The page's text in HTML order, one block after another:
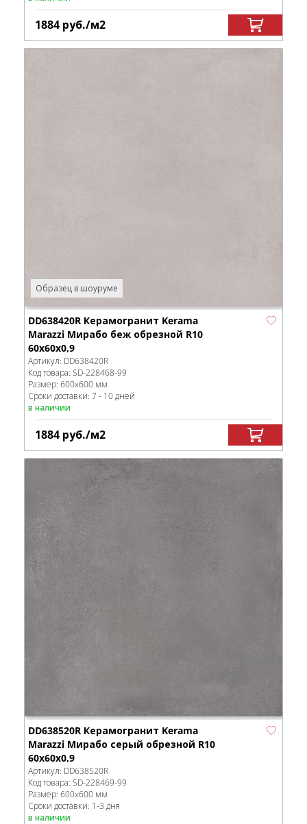
1884 руб./м2
Образец в шоуруме
DD638420R Керамогранит Kerama
Marazzi Мирабо беж обрезной R10
60x60x0,9
Артикул: DD638420R
Код товара: SD-228468-99
Размер: 600x600 мм
Сроки доставки: 7 - 10 дней
в наличии
1884 руб./м2
DD638520R Керамогранит Kerama
Marazzi Мирабо серый обрезной R10
60x60x0,9
Артикул: DD638520R
Код товара: SD-228469-99
Размер: 600x600 мм
Сроки доставки: 1-3 дня
в наличии